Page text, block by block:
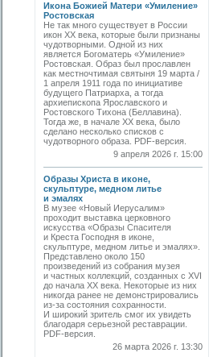
Икона Божией Матери «Умиление»
Ростовская
Не так много существует в России
икон XX века, которые были признаны
чудотворными. Одной из них
является Богоматерь «Умиление»
Ростовская. Образ был прославлен
как местночтимая святыня 19 марта /
1 апреля 1911 года по инициативе
будущего Патриарха, а тогда
архиепископа Ярославского и
Ростовского Тихона (Беллавина).
Тогда же, в начале ХХ века, было
сделано несколько списков с
чудотворного образа. PDF-версия.
9 апреля 2026 г. 15:00
Образы Христа в иконе,
скульптуре, медном литье
и эмалях
В музее «Новый Иерусалим»
проходит выставка церковного
искусства «Образы Спасителя
и Креста Господня в иконе,
скульптуре, медном литье и эмалях».
Представлено около 150
произведений из собрания музея
и частных коллекций, созданных с XVI
до начала XX века. Некоторые из них
никогда ранее не демонстрировались
из-за состояния сохранности.
И широкий зритель смог их увидеть
благодаря серьезной реставрации.
PDF-версия.
26 марта 2026 г. 13:30